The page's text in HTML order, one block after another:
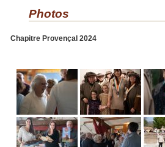
Photos
Chapitre Provençal 2024